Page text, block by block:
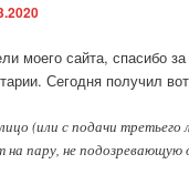
моего сайта, спасибо
Сегодня получил
(или с подачи третьего
на пару, не подозревающую